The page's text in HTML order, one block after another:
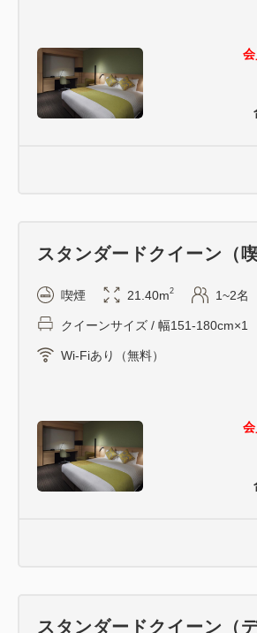
スタンダードクイーン（喫
喫煙 21.40m2 1~2名
クイーンサイズ / 幅151-180cm×1
Wi-Fiあり（無料）
スタンダードクイーン（